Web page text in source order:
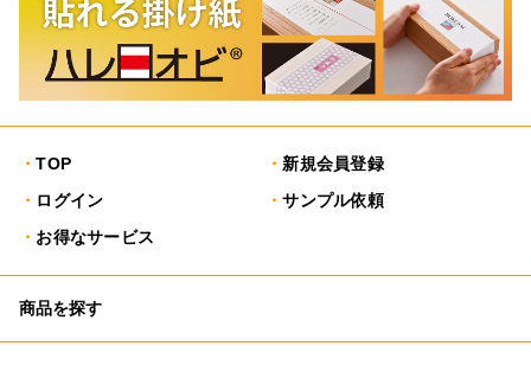
TOP
新規会員登録
ログイン
サンプル依頼
お得なサービス
商品を探す